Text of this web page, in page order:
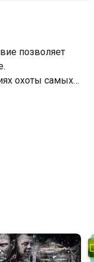
позволяет
охоты самых